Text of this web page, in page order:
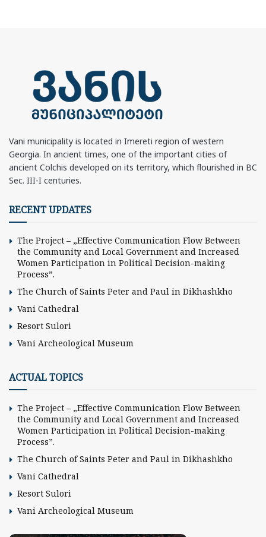
Vani municipality is located in Imereti region of western
Georgia. In ancient times, one of the important cities of
ancient Colchis developed on its territory, which flourished in BC
Sec. III-I centuries.
RECENT UPDATES
The Project – „Effective Communication Flow Between
the Community and Local Government and Increased
Women Participation in Political Decision-making
Process”.
The Church of Saints Peter and Paul in Dikhashkho
Vani Cathedral
Resort Sulori
Vani Archeological Museum
ACTUAL TOPICS
The Project – „Effective Communication Flow Between
the Community and Local Government and Increased
Women Participation in Political Decision-making
Process”.
The Church of Saints Peter and Paul in Dikhashkho
Vani Cathedral
Resort Sulori
Vani Archeological Museum